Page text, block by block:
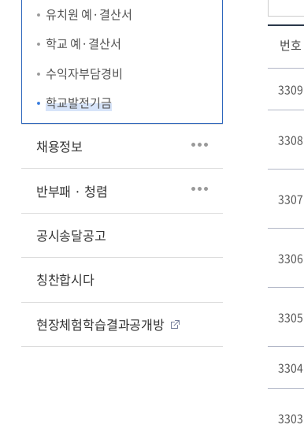
유치원 예·결산서
학교 예·결산서
수익자부담경비
학교발전기금
채용정보
반부패 · 청렴
공시송달공고
칭찬합시다
현장체험학습결과공개방
교
발
기
리
트
테
블
번호
3309
3308
3307
3306
3305
3304
3303